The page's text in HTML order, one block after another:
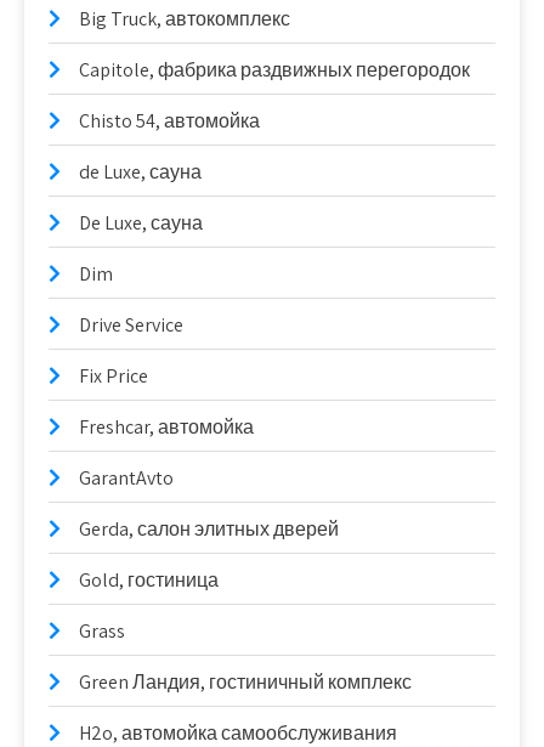
Big Truck, автокомплекс
Capitole, фабрика раздвижных перегородок
Chisto 54, автомойка
de Luxe, сауна
De Luxe, сауна
Dim
Drive Service
Fix Price
Freshcar, автомойка
GarantAvto
Gerda, салон элитных дверей
Gold, гостиница
Grass
Green Ландия, гостиничный комплекс
H2o, автомойка самообслуживания